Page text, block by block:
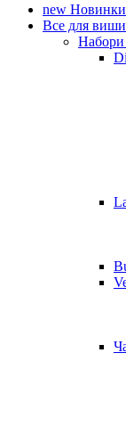
new Новинки
Все для